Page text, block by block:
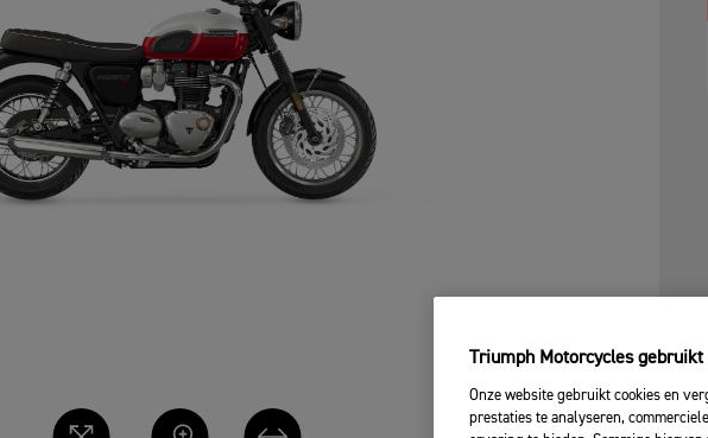
Triumph Motorcycles
Onze website gebruikt cookies en
prestaties te analyseren,